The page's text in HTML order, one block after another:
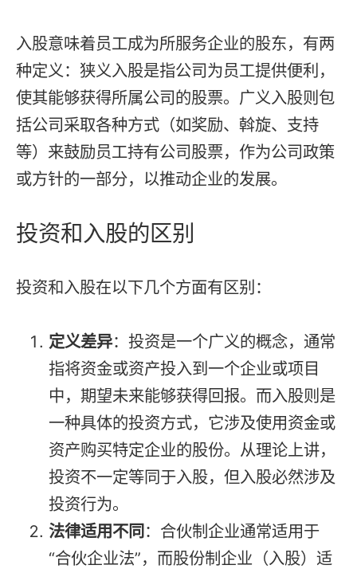
入股意味着员工成为所服务企业的股东，有两
种定义：狭义入股是指公司为员工提供便利，
使其能够获得所属公司的股票。广义入股则包
括公司采取各种方式（如奖励、斡旋、支持
等）来鼓励员工持有公司股票，作为公司政策
或方针的一部分，以推动企业的发展。
投资和入股的区别
投资和入股在以下几个方面有区别：
定义差异：投资是一个广义的概念，通常
指将资金或资产投入到一个企业或项目
中，期望未来能够获得回报。而入股则是
一种具体的投资方式，它涉及使用资金或
资产购买特定企业的股份。从理论上讲，
投资不一定等同于入股，但入股必然涉及
投资行为。
法律适用不同 ：合伙制企业通常适用于
“合伙企业法”，而股份制企业（入股）适